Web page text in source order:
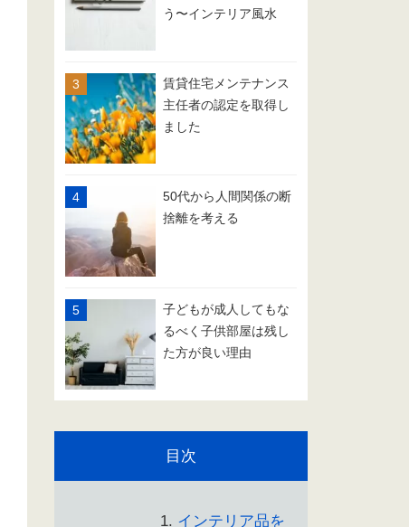
う〜インテリア風水
賃貸住宅メンテナンス
主任者の認定を取得し
ました
50代から人間関係の断
捨離を考える
子どもが成人してもな
るべく子供部屋は残し
た方が良い理由
目次
インテリア品を